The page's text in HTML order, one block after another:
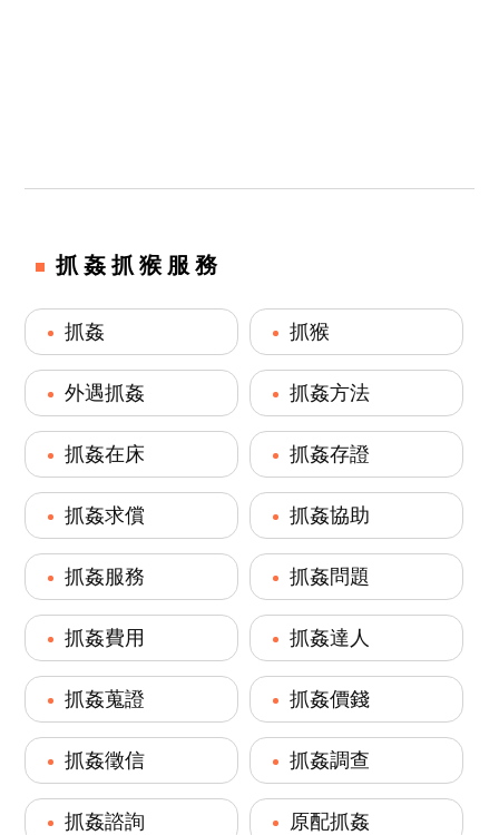
抓姦抓猴服務
抓姦 抓猴
外遇抓姦 抓姦方法
抓姦在床 抓姦存證
抓姦求償 抓姦協助
抓姦服務 抓姦問題
抓姦費用 抓姦達人
抓姦蒐證 抓姦價錢
抓姦徵信 抓姦調查
抓姦諮詢 原配抓姦